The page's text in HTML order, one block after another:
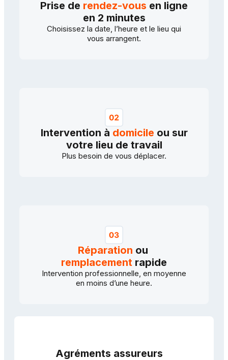
Prise de rendez-vous en ligne
en 2 minutes
Choisissez la date, l’heure et le lieu qui
vous arrangent.
Intervention à domicile ou sur
votre lieu de travail
Plus besoin de vous déplacer.
Réparation ou
remplacement rapide
Intervention professionnelle, en moyenne
en moins d’une heure.
Agréments assureurs